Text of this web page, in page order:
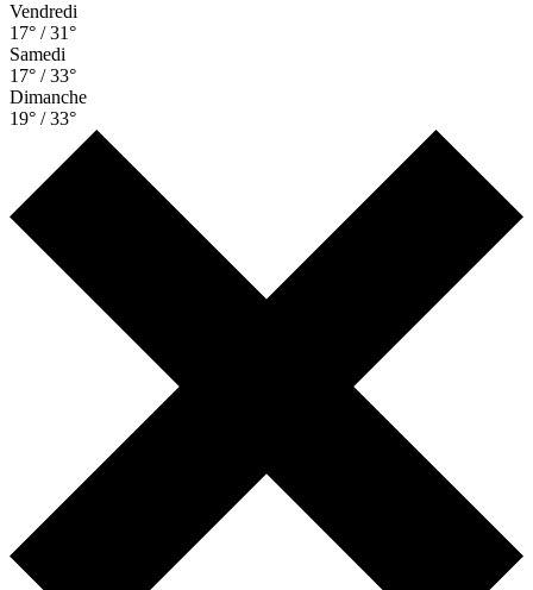
Vendredi
17° / 31°
Samedi
17° / 33°
Dimanche
19° / 33°